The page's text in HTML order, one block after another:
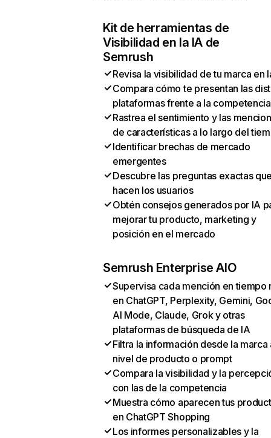
Kit de herramientas de
Visibilidad en la IA de
Semrush
Revisa la visibilidad de tu marca en
Compara cómo te presentan las
plataformas frente a la competencia
Rastrea el sentimiento y las
de características a lo largo del
Identificar brechas de mercado
emergentes
Descubre las preguntas exactas
hacen los usuarios
Obtén consejos generados por IA
mejorar tu producto, marketing y
posición en el mercado
Semrush Enterprise AIO
Supervisa cada mención en tiempo
en ChatGPT, Perplexity, Gemini,
AI Mode, Claude, Grok y otras
plataformas de búsqueda de IA
Filtra la información desde la marca
nivel de producto o prompt
Compara la visibilidad y la
con las de la competencia
Muestra cómo aparecen tus
en ChatGPT Shopping
Los informes personalizables y la